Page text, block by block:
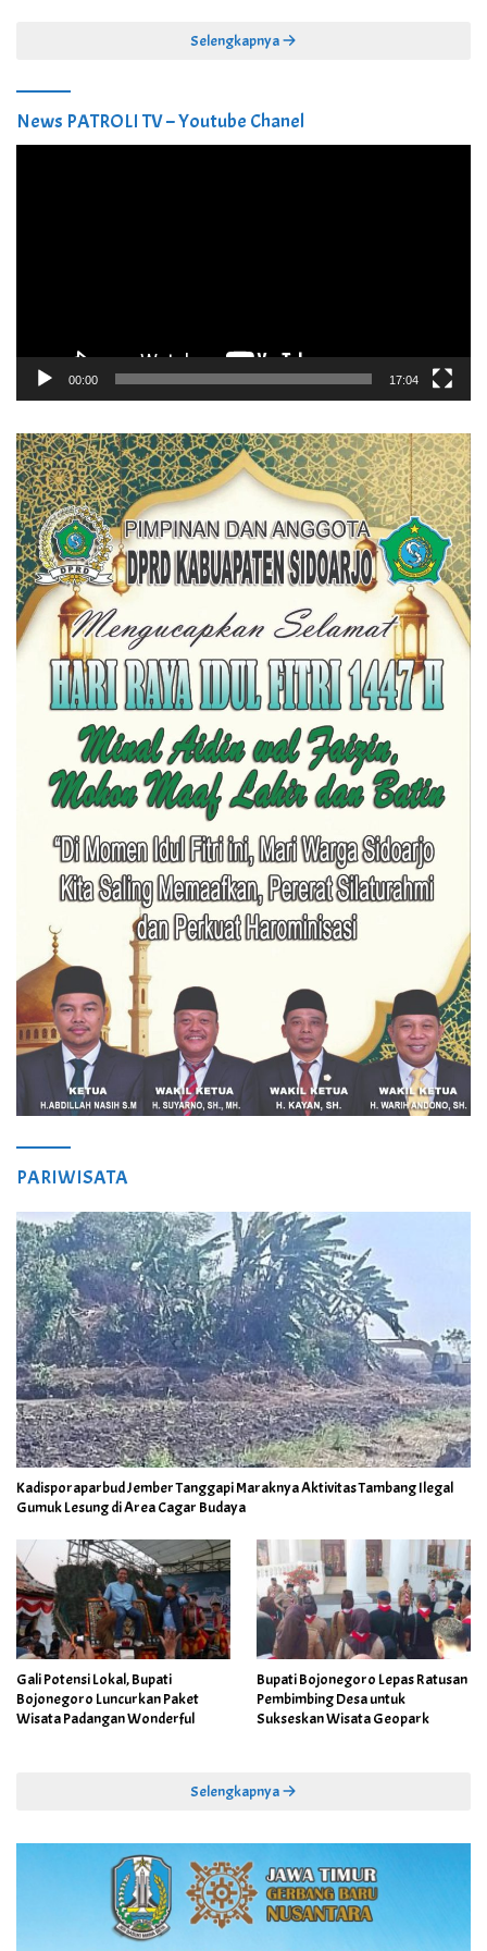
Selengkapnya
News PATROLI TV – Youtube Chanel
00:00 17:04
PARIWISATA
Kadisporaparbud Jember Tanggapi Maraknya Aktivitas Tambang Ilegal
Gumuk Lesung di Area Cagar Budaya
Gali Potensi Lokal, Bupati
Bojonegoro Luncurkan Paket
Wisata Padangan Wonderful
Bupati Bojonegoro Lepas Ratusan
Pembimbing Desa untuk
Sukseskan Wisata Geopark
Selengkapnya